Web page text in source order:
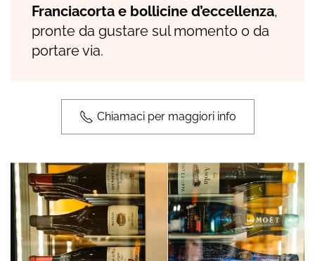
Franciacorta e bollicine d’eccellenza,
pronte da gustare sul momento o da
portare via.
Chiamaci per maggiori info